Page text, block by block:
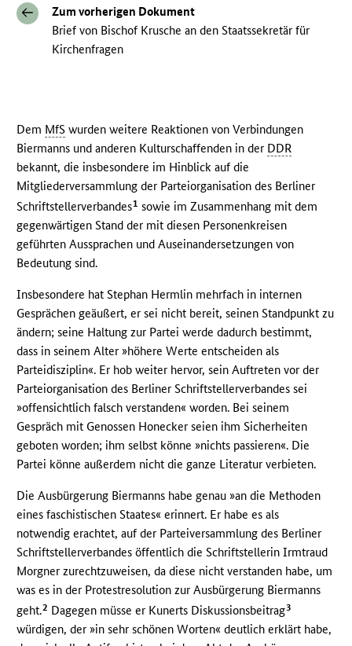
Zum vorherigen Dokument
Brief von Bischof Krusche an den Staatssekretär für
Kirchenfragen
Dem MfS wurden weitere Reaktionen von Verbindungen
Biermanns und anderen Kulturschaffenden in der DDR
bekannt, die insbesondere im Hinblick auf die
Mitgliederversammlung der Parteiorganisation des Berliner
Schriftstellerverbandes1 sowie im Zusammenhang mit dem
gegenwärtigen Stand der mit diesen Personenkreisen
geführten Aussprachen und Auseinandersetzungen von
Bedeutung sind.
Insbesondere hat Stephan Hermlin mehrfach in internen
Gesprächen geäußert, er sei nicht bereit, seinen Standpunkt zu
ändern; seine Haltung zur Partei werde dadurch bestimmt,
dass in seinem Alter »höhere Werte entscheiden als
Parteidisziplin«. Er hob weiter hervor, sein Auftreten vor der
Parteiorganisation des Berliner Schriftstellerverbandes sei
»offensichtlich falsch verstanden« worden. Bei seinem
Gespräch mit Genossen Honecker seien ihm Sicherheiten
geboten worden; ihm selbst könne »nichts passieren«. Die
Partei könne außerdem nicht die ganze Literatur verbieten.
Die Ausbürgerung Biermanns habe genau »an die Methoden
eines faschistischen Staates« erinnert. Er habe es als
notwendig erachtet, auf der Parteiversammlung des Berliner
Schriftstellerverbandes öffentlich die Schriftstellerin Irmtraud
Morgner zurechtzuweisen, da diese nicht verstanden habe, um
was es in der Protestresolution zur Ausbürgerung Biermanns
geht.2 Dagegen müsse er Kunerts Diskussionsbeitrag3
würdigen, der »in sehr schönen Worten« deutlich erklärt habe,